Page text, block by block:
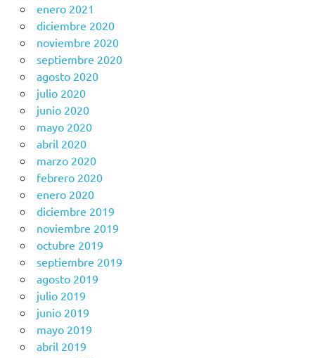
enero 2021
diciembre 2020
noviembre 2020
septiembre 2020
agosto 2020
julio 2020
junio 2020
mayo 2020
abril 2020
marzo 2020
febrero 2020
enero 2020
diciembre 2019
noviembre 2019
octubre 2019
septiembre 2019
agosto 2019
julio 2019
junio 2019
mayo 2019
abril 2019